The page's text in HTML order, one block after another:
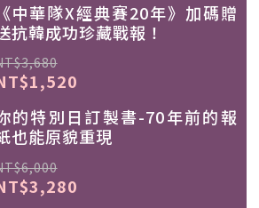
《中華隊X經典賽20年》加碼贈
抗韓成功珍藏戰報！
的特別日訂製書-70年前的報
也能原貌重現